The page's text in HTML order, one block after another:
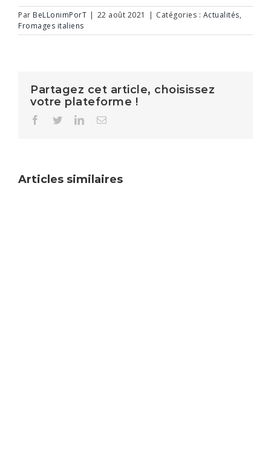
Par BeLLonimPorT | 22 août 2021 | Catégories : Actualités,
Fromages italiens
Partagez cet article, choisissez
votre plateforme !
Facebook
TwitterLinkedInEmail
Articles similaires